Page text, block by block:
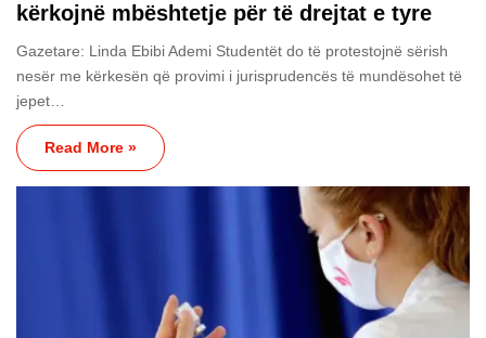
kërkojnë mbështetje për të drejtat e tyre
Gazetare: Linda Ebibi Ademi Studentët do të protestojnë sërish
nesër me kërkesën që provimi i jurisprudencës të mundësohet të
jepet…
Read More »